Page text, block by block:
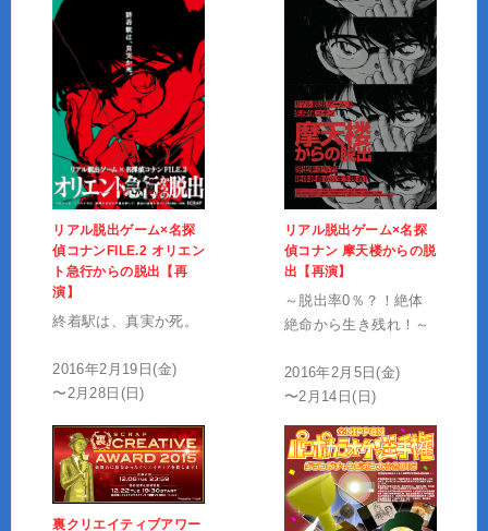
リアル脱出ゲーム×名探
偵コナンFILE.2 オリエン
ト急行からの脱出【再
演】
終着駅は、真実か死。
2016年2月19日(金)
〜2月28日(日)
リアル脱出ゲーム×名探
偵コナン 摩天楼からの脱
出【再演】
～脱出率0％？！絶体
絶命から生き残れ！～
2016年2月5日(金)
〜2月14日(日)
裏クリエイティブアワー